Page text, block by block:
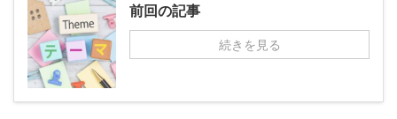
前回の記事
続きを見る